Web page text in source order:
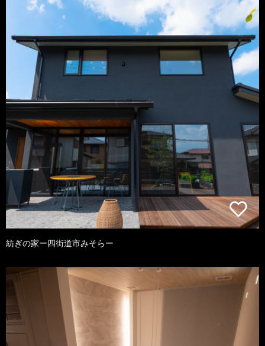
紡ぎの家ー四街道市みそらー